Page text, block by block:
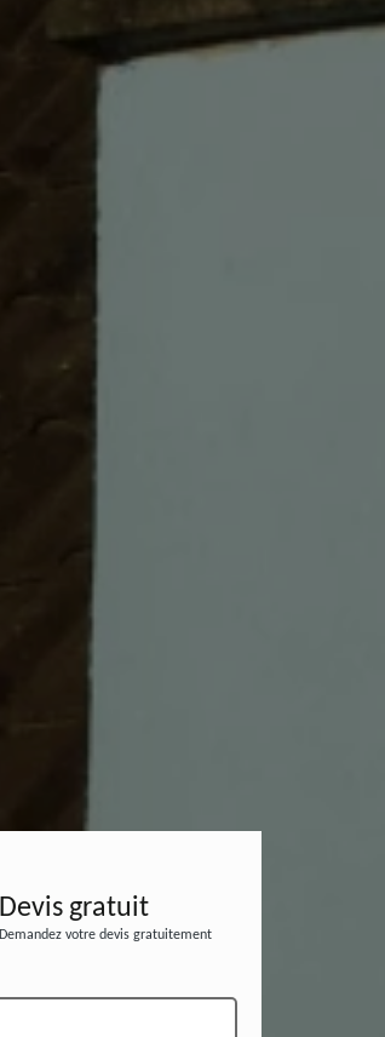
Devis gratuit
Demandez votre devis gratuitement